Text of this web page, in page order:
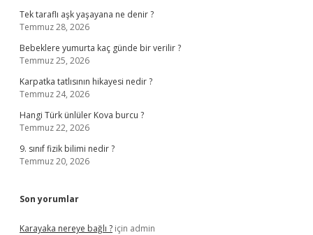
Tek taraflı aşk yaşayana ne denir ?
Temmuz 28, 2026
Bebeklere yumurta kaç günde bir verilir ?
Temmuz 25, 2026
Karpatka tatlısının hikayesi nedir ?
Temmuz 24, 2026
Hangi Türk ünlüler Kova burcu ?
Temmuz 22, 2026
9. sınıf fizik bilimi nedir ?
Temmuz 20, 2026
Son yorumlar
Karayaka nereye bağlı ? için admin